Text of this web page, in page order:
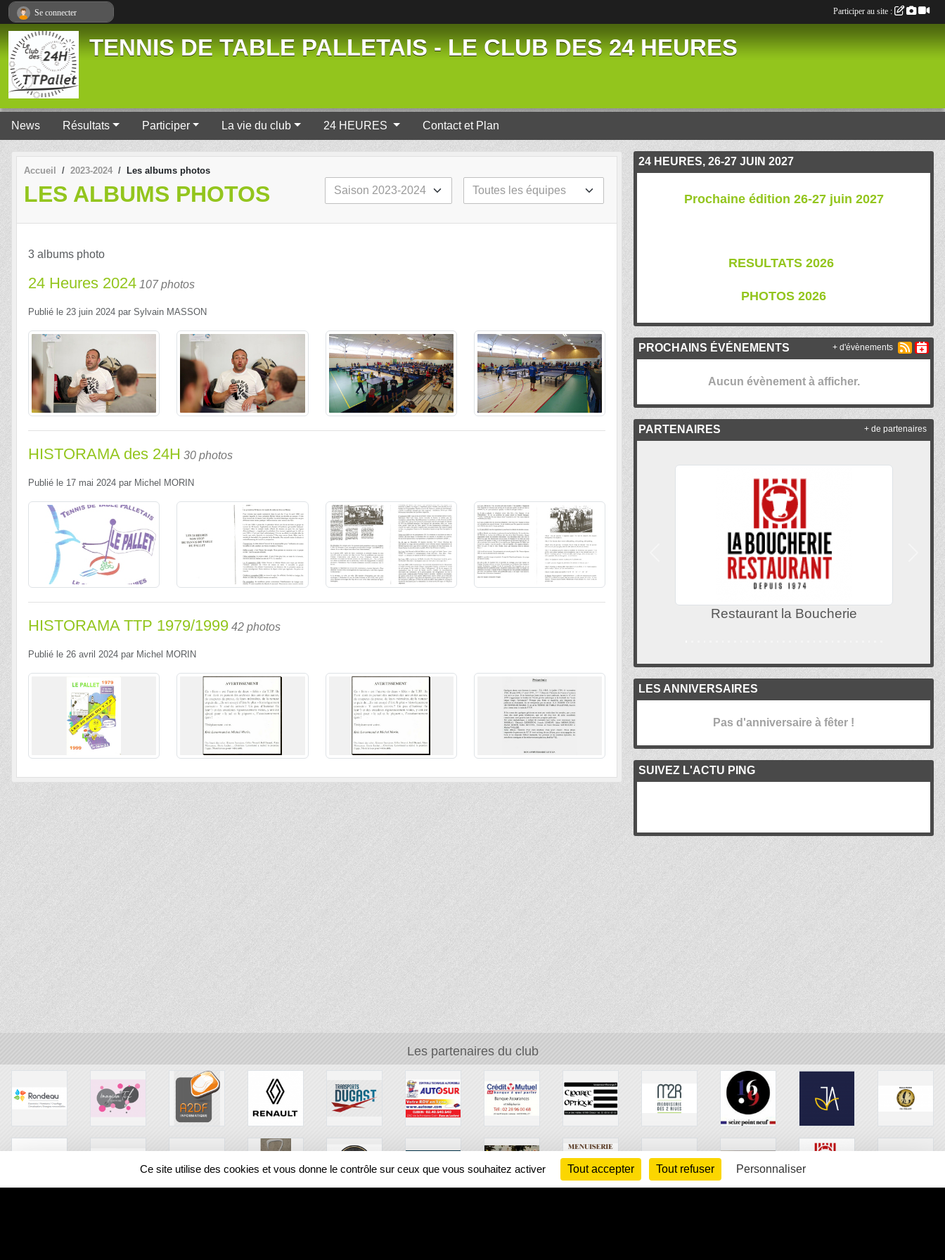
TENNIS DE TABLE PALLETAIS - LE CLUB DES 24 HEURES
News Résultats Participer La vie du club 24 HEURES Contact et Plan
Accueil 2023-2024 Les albums photos
LES ALBUMS PHOTOS
3 albums photo
24 Heures 2024 107 photos
Publié le 23 juin 2024 par Sylvain MASSON
HISTORAMA des 24H 30 photos
Publié le 17 mai 2024 par Michel MORIN
HISTORAMA TTP 1979/1999 42 photos
Publié le 26 avril 2024 par Michel MORIN
24 HEURES, 26-27 JUIN 2027
Prochaine édition 26-27 juin 2027
RESULTATS 2026
PHOTOS 2026
PROCHAINS ÉVÉNEMENTS
Aucun évènement à afficher.
+ d'évènements
PARTENAIRES
Restaurant la Boucherie
+ de partenaires
LES ANNIVERSAIRES
Pas d'anniversaire à fêter !
SUIVEZ L'ACTU PING
Les partenaires du club
Se connecter Participer au site :
Panneau de gestion des cookies
Ce site utilise des cookies et vous donne le contrôle sur ceux que vous souhaitez activer Tout accepter Tout refuser Personnaliser